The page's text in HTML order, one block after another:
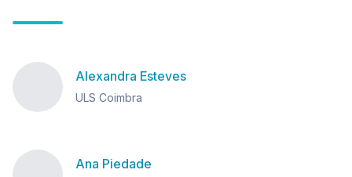
Alexandra Esteves
ULS Coimbra
Ana Piedade